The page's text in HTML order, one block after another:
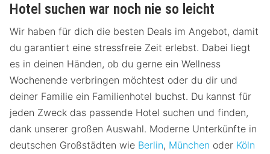
Hotel suchen war noch nie so leicht
Wir haben für dich die besten Deals im Angebot, damit
du garantiert eine stressfreie Zeit erlebst. Dabei liegt
es in deinen Händen, ob du gerne ein Wellness
Wochenende verbringen möchtest oder du dir und
deiner Familie ein Familienhotel buchst. Du kannst für
jeden Zweck das passende Hotel suchen und finden,
dank unserer großen Auswahl. Moderne Unterkünfte in
deutschen Großstädten wie Berlin, München oder Köln